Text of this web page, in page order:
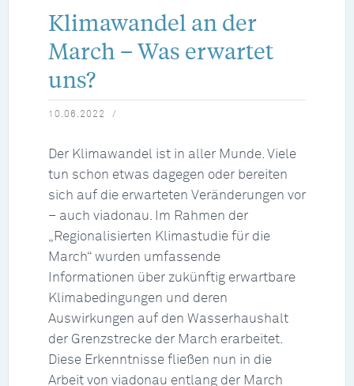
Klimawandel an der
March – Was erwartet
uns?
10.06.2022
Der Klimawandel ist in aller Munde. Viele
tun schon etwas dagegen oder bereiten
sich auf die erwarteten Veränderungen vor
– auch viadonau. Im Rahmen der
„Regionalisierten Klimastudie für die
March“ wurden umfassende
Informationen über zukünftig erwartbare
Klimabedingungen und deren
Auswirkungen auf den Wasserhaushalt
der Grenzstrecke der March erarbeitet.
Diese Erkenntnisse fließen nun in die
Arbeit von viadonau entlang der March